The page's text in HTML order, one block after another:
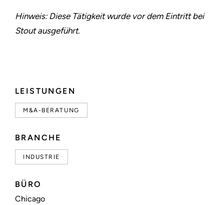
LEISTUNGEN
M&A-BERATUNG
BRANCHE
INDUSTRIE
BÜRO
Chicago
Hinweis: Diese Tätigkeit wurde vor dem Eintritt bei
Stout ausgeführt.